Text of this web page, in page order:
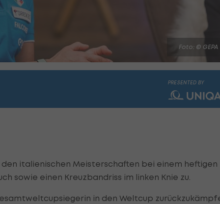
Foto: © GEPA
PRESENTED BY
den italienischen Meisterschaften bei einem heftigen
sowie einen Kreuzbandriss im linken Knie zu.
in den Weltcup